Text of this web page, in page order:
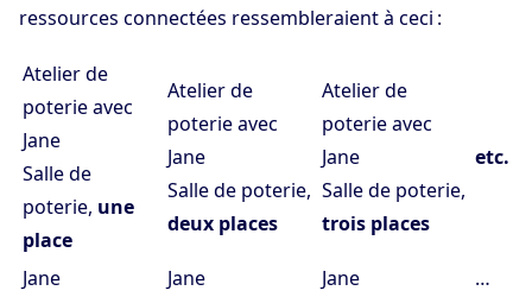
ressources connectées ressembleraient à ceci :
Atelier de
poterie avec
Jane
Salle de
poterie, une
place
Atelier de
poterie avec
Jane
Salle de poterie,
deux places
Atelier de
poterie avec
Jane
Salle de poterie,
trois places
etc.
Jane Jane Jane
…